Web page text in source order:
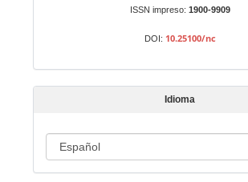
t
í
o
ISSN impreso: 1900-9909
DOI: 10.25100/nc
Idioma
d